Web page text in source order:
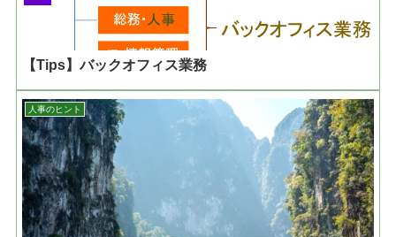
【Tips】バックオフィス業務
人事のヒント